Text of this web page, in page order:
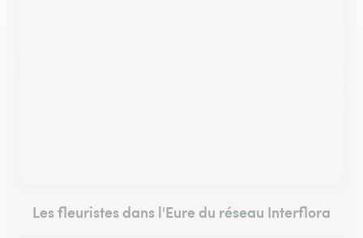
Les fleuristes dans l'Eure du réseau Interflora